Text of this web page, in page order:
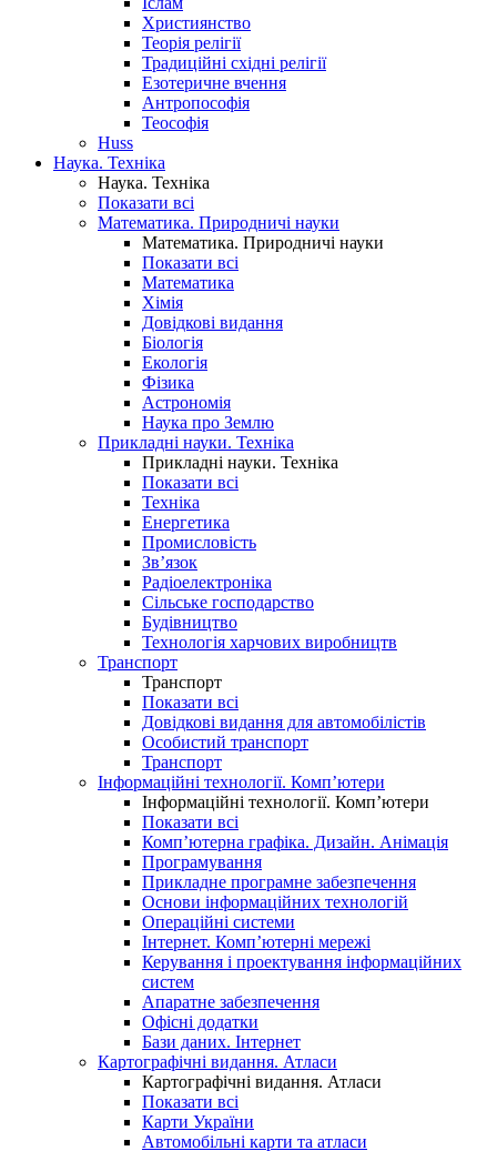
Християнство
Теорія релігії
Традиційні східні релігії
Езотеричне вчення
Антропософія
Теософія
Huss
Наука. Техніка
Наука. Техніка
Показати всі
Математика. Природничі науки
Математика. Природничі науки
Показати всі
Математика
Хімія
Довідкові видання
Біологія
Екологія
Фізика
Астрономія
Наука про Землю
Прикладні науки. Техніка
Прикладні науки. Техніка
Показати всі
Техніка
Енергетика
Промисловість
Зв’язок
Радіоелектроніка
Сільське господарство
Будівництво
Технологія харчових виробництв
Транспорт
Транспорт
Показати всі
Довідкові видання для автомобілістів
Особистий транспорт
Транспорт
Інформаційні технології. Комп’ютери
Інформаційні технології. Комп’ютери
Показати всі
Комп’ютерна графіка. Дизайн. Анімація
Програмування
Прикладне програмне забезпечення
Основи інформаційних технологій
Операційні системи
Інтернет. Комп’ютерні мережі
Керування і проектування інформаційних
систем
Апаратне забезпечення
Офісні додатки
Бази даних. Інтернет
Картографічні видання. Атласи
Картографічні видання. Атласи
Показати всі
Карти України
Автомобільні карти та атласи